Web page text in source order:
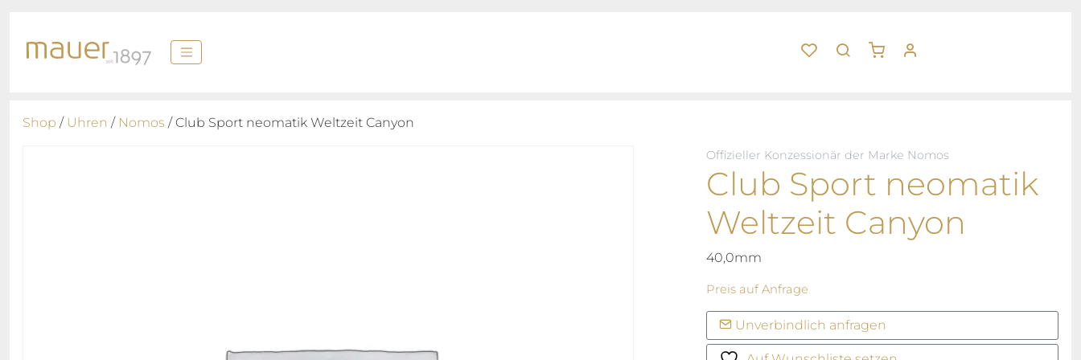
Shop / Uhren / Nomos / Club Sport neomatik Weltzeit Canyon
Offizieller Konzessionär der Marke Nomos
Club Sport neomatik
Weltzeit Canyon
40,0mm
Preis auf Anfrage
Unverbindlich anfragen